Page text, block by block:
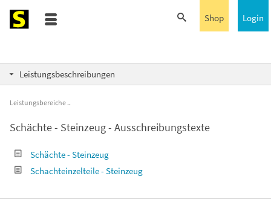
Login
Shop
Leistungsbeschreibungen
Leistungsbereiche
Schächte - Steinzeug - Ausschreibungstexte
Schächte - Steinzeug
Schachteinzelteile - Steinzeug